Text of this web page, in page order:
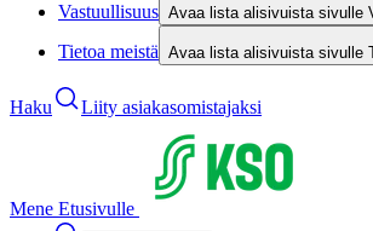
Vastuullisuus Avaa lista alisivuista sivulle
Tietoa meistä Avaa lista alisivuista sivulle
Haku Liity asiakasomistajaksi
Mene Etusivulle